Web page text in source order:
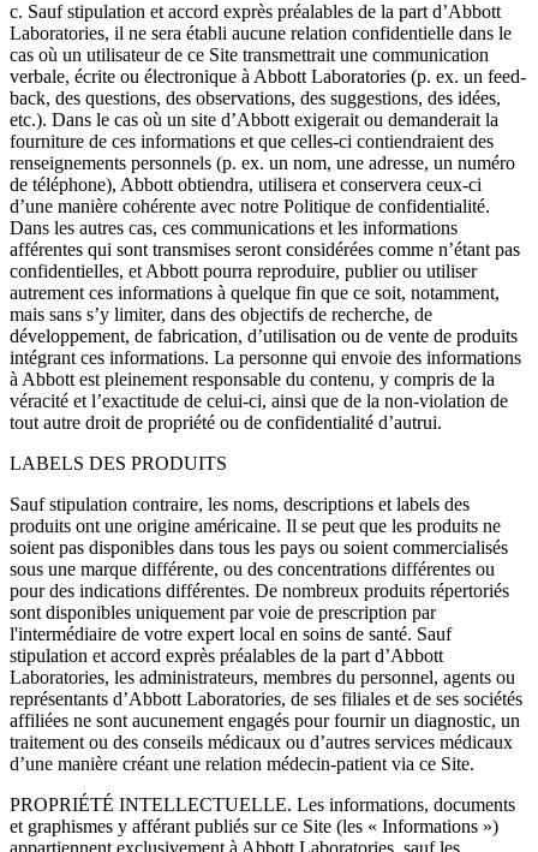
c. Sauf stipulation et accord exprès préalables de la part d’Abbott
Laboratories, il ne sera établi aucune relation confidentielle dans le
cas où un utilisateur de ce Site transmettrait une communication
verbale, écrite ou électronique à Abbott Laboratories (p. ex. un feed-
back, des questions, des observations, des suggestions, des idées,
etc.). Dans le cas où un site d’Abbott exigerait ou demanderait la
fourniture de ces informations et que celles-ci contiendraient des
renseignements personnels (p. ex. un nom, une adresse, un numéro
de téléphone), Abbott obtiendra, utilisera et conservera ceux-ci
d’une manière cohérente avec notre Politique de confidentialité.
Dans les autres cas, ces communications et les informations
afférentes qui sont transmises seront considérées comme n’étant pas
confidentielles, et Abbott pourra reproduire, publier ou utiliser
autrement ces informations à quelque fin que ce soit, notamment,
mais sans s’y limiter, dans des objectifs de recherche, de
développement, de fabrication, d’utilisation ou de vente de produits
intégrant ces informations. La personne qui envoie des informations
à Abbott est pleinement responsable du contenu, y compris de la
véracité et l’exactitude de celui-ci, ainsi que de la non-violation de
tout autre droit de propriété ou de confidentialité d’autrui.
LABELS DES PRODUITS
Sauf stipulation contraire, les noms, descriptions et labels des
produits ont une origine américaine. Il se peut que les produits ne
soient pas disponibles dans tous les pays ou soient commercialisés
sous une marque différente, ou des concentrations différentes ou
pour des indications différentes. De nombreux produits répertoriés
sont disponibles uniquement par voie de prescription par
l'intermédiaire de votre expert local en soins de santé. Sauf
stipulation et accord exprès préalables de la part d’Abbott
Laboratories, les administrateurs, membres du personnel, agents ou
représentants d’Abbott Laboratories, de ses filiales et de ses sociétés
affiliées ne sont aucunement engagés pour fournir un diagnostic, un
traitement ou des conseils médicaux ou d’autres services médicaux
d’une manière créant une relation médecin-patient via ce Site.
PROPRIÉTÉ INTELLECTUELLE. Les informations, documents
et graphismes y afférant publiés sur ce Site (les « Informations »)
appartiennent exclusivement à Abbott Laboratories, sauf les